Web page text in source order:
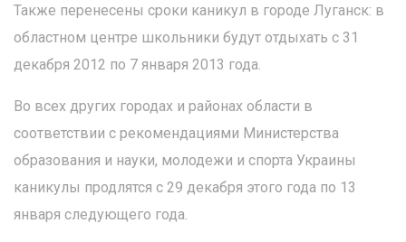
Также перенесены сроки каникул в городе Луганск: в
областном центре школьники будут отдыхать с 31
декабря 2012 по 7 января 2013 года.
Во всех других городах и районах области в
соответствии с рекомендациями Министерства
образования и науки, молодежи и спорта Украины
каникулы продлятся с 29 декабря этого года по 13
января следующего года.